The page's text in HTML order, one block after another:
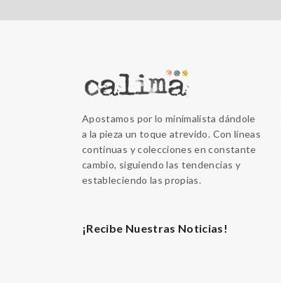
Apostamos por lo minimalista dándole
a la pieza un toque atrevido. Con líneas
continuas y colecciones en constante
cambio, siguiendo las tendencias y
estableciendo las propias.
¡Recibe Nuestras Noticias!